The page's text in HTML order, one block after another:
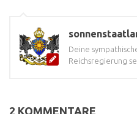
Deine
Reichsregierung
2 KOMMENTARE